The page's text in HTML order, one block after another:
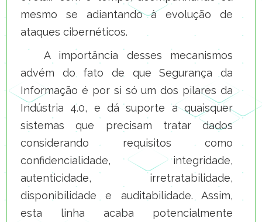
mesmo se adiantando à evolução de
ataques cibernéticos.
A importância desses mecanismos
advém do fato de que Segurança da
Informação é por si só um dos pilares da
Indústria 4.0, e dá suporte a quaisquer
sistemas que precisam tratar dados
considerando requisitos como
confidencialidade, integridade,
autenticidade, irretratabilidade,
disponibilidade e auditabilidade. Assim,
esta linha acaba potencialmente